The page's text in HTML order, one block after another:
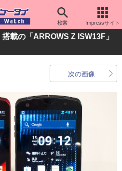
検索 Impressサイト
載の「ARROWS Z ISW13F」
次の画像